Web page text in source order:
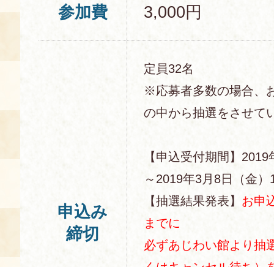
参加費 3,000円
申込み
締切
定員32名
※応募者多数の場合、
の中から抽選をさせて
【申込受付期間】
～2019年3月8日（金）
【抽選結果発表】 お申
までに
必ずあじわい館より抽